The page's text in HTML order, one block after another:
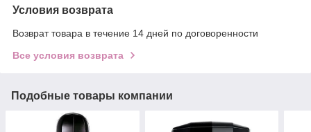
Условия возврата
Возврат товара в течение 14 дней по договоренности
Все условия возврата
Подобные товары компании